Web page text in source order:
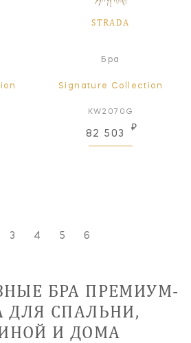
STRADA
Бра
Signature Collection
KW2070G
82 503
₽
3 4 5 6
БРА ПРЕМИУМ-
ДЛЯ СПАЛЬНИ,
И ДОМА